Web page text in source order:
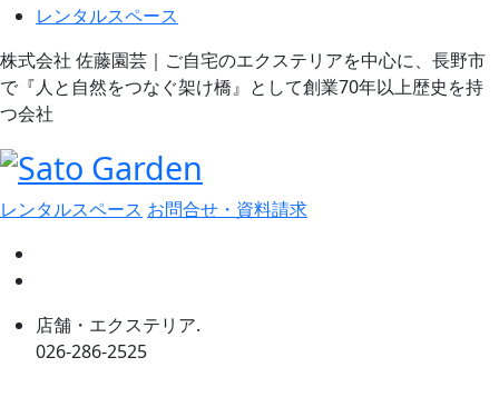
レンタルスペース
株式会社 佐藤園芸｜ご自宅のエクステリアを中心に、長野市
で『人と自然をつなぐ架け橋』として創業70年以上歴史を持
つ会社
レンタルスペース お問合せ・資料請求
店舗・エクステリア.
026-286-2525